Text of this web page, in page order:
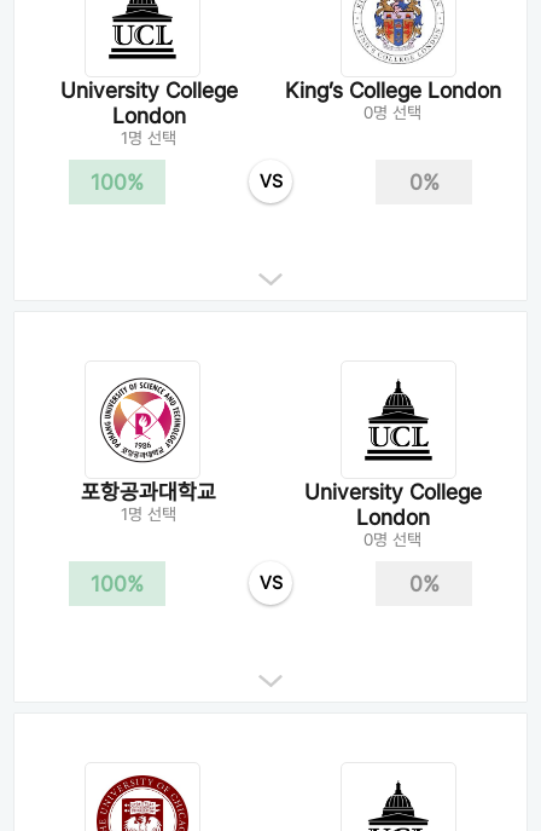
University College
London
1명 선택
King’s College London
0명 선택
100% VS 0%
포항공과대학교
1명 선택
University College
London
0명 선택
100% VS 0%